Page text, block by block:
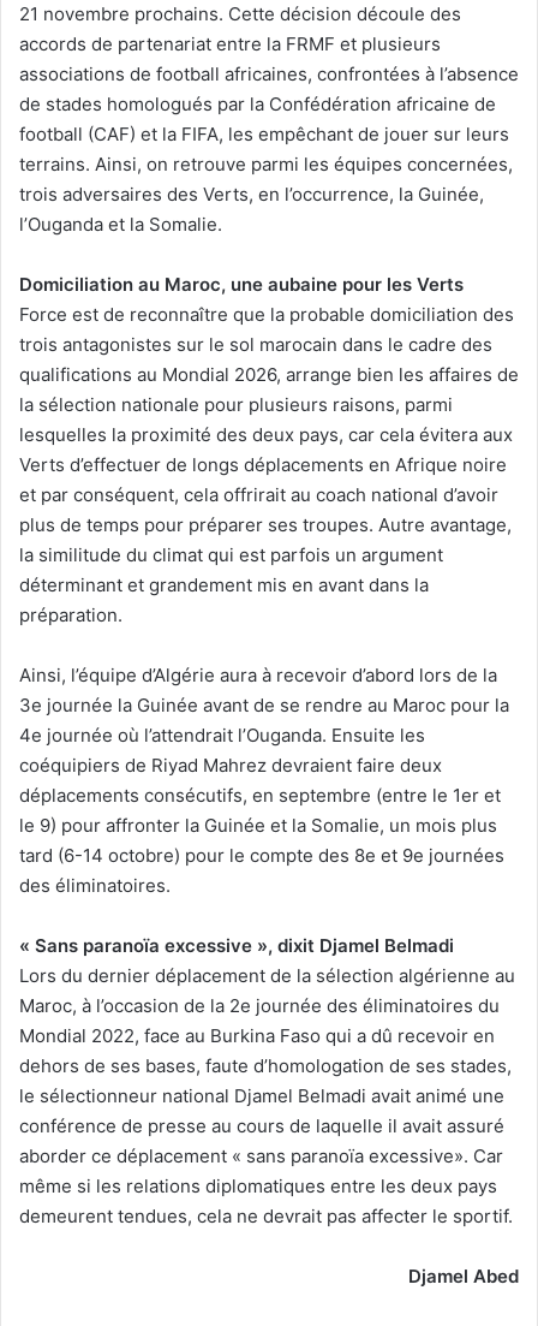
21 novembre prochains. Cette décision découle des
accords de partenariat entre la FRMF et plusieurs
associations de football africaines, confrontées à l’absence
de stades homologués par la Confédération africaine de
football (CAF) et la FIFA, les empêchant de jouer sur leurs
terrains. Ainsi, on retrouve parmi les équipes concernées,
trois adversaires des Verts, en l’occurrence, la Guinée,
l’Ouganda et la Somalie.
Domiciliation au Maroc, une aubaine pour les Verts
Force est de reconnaître que la probable domiciliation des
trois antagonistes sur le sol marocain dans le cadre des
qualifications au Mondial 2026, arrange bien les affaires de
la sélection nationale pour plusieurs raisons, parmi
lesquelles la proximité des deux pays, car cela évitera aux
Verts d’effectuer de longs déplacements en Afrique noire
et par conséquent, cela offrirait au coach national d’avoir
plus de temps pour préparer ses troupes. Autre avantage,
la similitude du climat qui est parfois un argument
déterminant et grandement mis en avant dans la
préparation.
Ainsi, l’équipe d’Algérie aura à recevoir d’abord lors de la
3e journée la Guinée avant de se rendre au Maroc pour la
4e journée où l’attendrait l’Ouganda. Ensuite les
coéquipiers de Riyad Mahrez devraient faire deux
déplacements consécutifs, en septembre (entre le 1er et
le 9) pour affronter la Guinée et la Somalie, un mois plus
tard (6-14 octobre) pour le compte des 8e et 9e journées
des éliminatoires.
« Sans paranoïa excessive », dixit Djamel Belmadi
Lors du dernier déplacement de la sélection algérienne au
Maroc, à l’occasion de la 2e journée des éliminatoires du
Mondial 2022, face au Burkina Faso qui a dû recevoir en
dehors de ses bases, faute d’homologation de ses stades,
le sélectionneur national Djamel Belmadi avait animé une
conférence de presse au cours de laquelle il avait assuré
aborder ce déplacement « sans paranoïa excessive». Car
même si les relations diplomatiques entre les deux pays
demeurent tendues, cela ne devrait pas affecter le sportif.
Djamel Abed